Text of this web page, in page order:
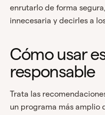
enrutarlo de forma
innecesaria y decirles a
Cómo usar
responsable
Trata las
un programa más amplio